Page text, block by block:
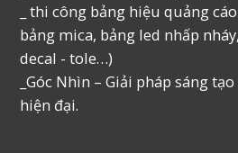
_ thi công bảng hiệu quảng
bảng mica, bảng led nhấp
decal - tole…)
_Góc Nhìn – Giải pháp sáng
hiện đại.